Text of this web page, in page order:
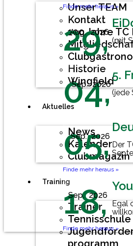
Unser TEAM
Kontakt
100 Jahre TC
Historie
Wingfield
Aktuelles
News
Kalender
Clubmagazin
Training
Trainer
Tennisschule
programm
Finde mehr heraus »
Aug.
29,
2026
(mit
Sep.
04,
2026
(jede
Sep.
05,
2026
Der
Finde mehr heraus »
Sep.
18,
2026
Egal
Finde mehr heraus »